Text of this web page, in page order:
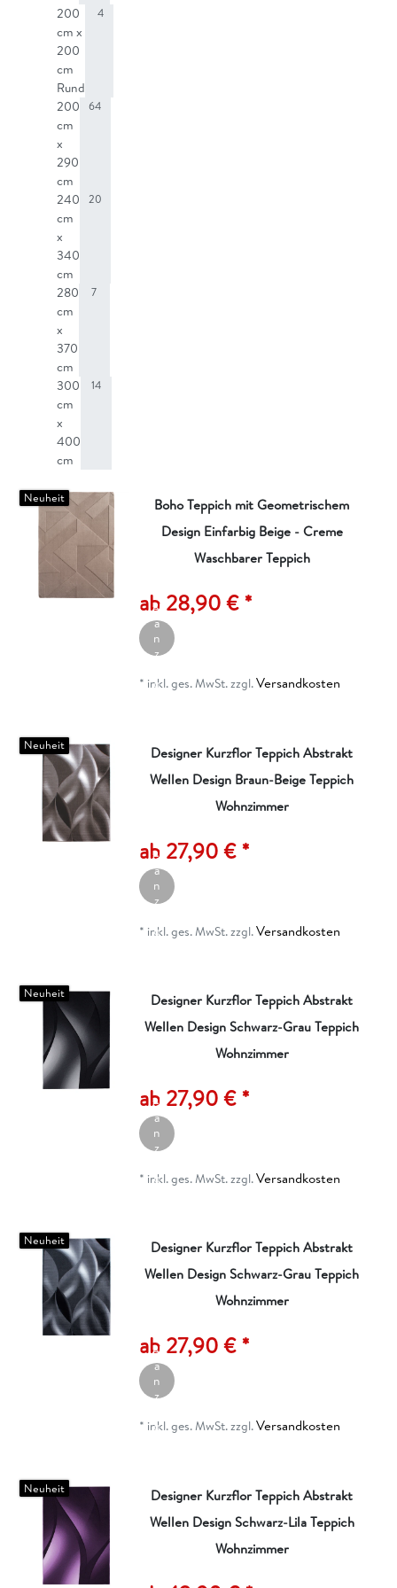
200
cm x
200
cm
Rund
4
200
cm
x
290
cm
64
240
cm
x
340
cm
20
280
cm
x
370
cm
7
300
cm
x
400
cm
14
Neuheit
Boho Teppich mit Geometrischem
Design Einfarbig Beige - Creme
Waschbarer Teppich
ab 28,90 € *
ik
el
a
n
z
g
* inkl. ges. MwSt.zzgl.Versandkosten
Neuheit
Designer Kurzflor Teppich Abstrakt
Wellen Design Braun-Beige Teppich
Wohnzimmer
ab 27,90 € *
ik
el
a
n
z
g
* inkl. ges. MwSt.zzgl.Versandkosten
Neuheit
Designer Kurzflor Teppich Abstrakt
Wellen Design Schwarz-Grau Teppich
Wohnzimmer
ab 27,90 € *
ik
el
a
n
z
g
* inkl. ges. MwSt.zzgl.Versandkosten
Neuheit
Designer Kurzflor Teppich Abstrakt
Wellen Design Schwarz-Grau Teppich
Wohnzimmer
ab 27,90 € *
ik
el
a
n
z
g
* inkl. ges. MwSt.zzgl.Versandkosten
Neuheit
Designer Kurzflor Teppich Abstrakt
Wellen Design Schwarz-Lila Teppich
Wohnzimmer
ik